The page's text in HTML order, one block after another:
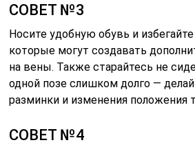
СОВЕТ №3
Носите удобную обувь и
которые могут создавать
на вены. Также старайтесь не
одной позе слишком долго —
разминки и изменения положения
СОВЕТ №4